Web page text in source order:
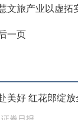
文旅产业以虚拓
一页
美好 红花郎绽